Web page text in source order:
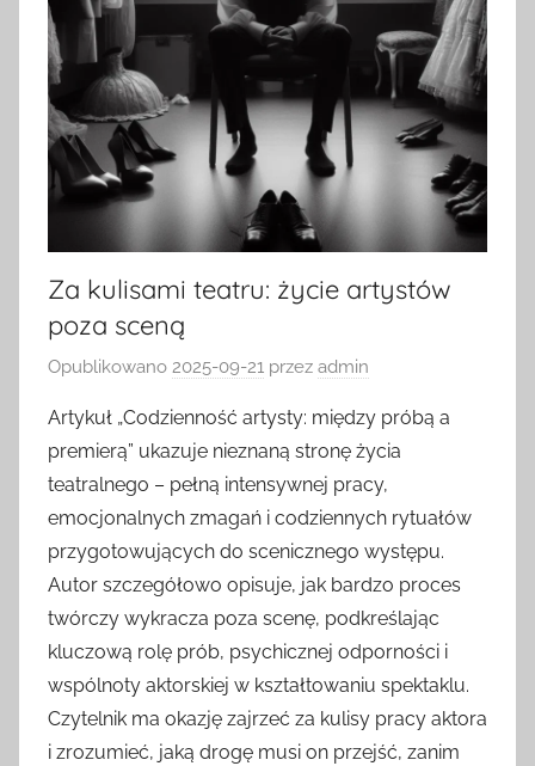
Za kulisami teatru: życie artystów
poza sceną
Opublikowano 2025-09-21 przez admin
Artykuł „Codzienność artysty: między próbą a
premierą” ukazuje nieznaną stronę życia
teatralnego – pełną intensywnej pracy,
emocjonalnych zmagań i codziennych rytuałów
przygotowujących do scenicznego występu.
Autor szczegółowo opisuje, jak bardzo proces
twórczy wykracza poza scenę, podkreślając
kluczową rolę prób, psychicznej odporności i
wspólnoty aktorskiej w kształtowaniu spektaklu.
Czytelnik ma okazję zajrzeć za kulisy pracy aktora
i zrozumieć, jaką drogę musi on przejść, zanim